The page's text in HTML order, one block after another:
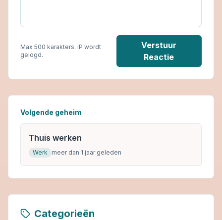
Max 500 karakters. IP wordt
gelogd.
Verstuur
Reactie
Volgende geheim
Thuis werken
Werk meer dan 1 jaar geleden
Categorieën